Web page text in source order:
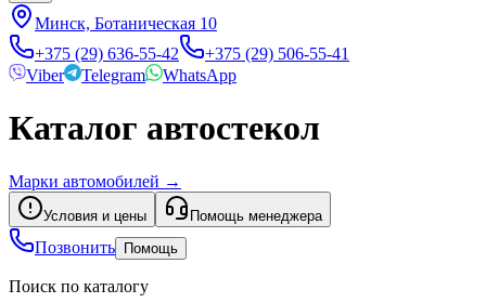
Минск, Ботаническая 10
+375 (29) 636-55-42
+375 (29) 506-55-41
Viber
Telegram WhatsApp
Каталог автостекол
Марки автомобилей →
Условия и цены Помощь менеджера
Позвонить Помощь
Поиск по каталогу